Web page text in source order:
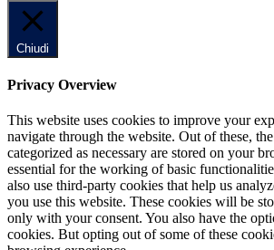
Chiudi
Privacy Overview
This website uses cookies to improve your
navigate through the website. Out of these,
categorized as necessary are stored on your
essential for the working of basic
also use third-party cookies that help us
you use this website. These cookies will be
only with your consent. You also have the
cookies. But opting out of some of these